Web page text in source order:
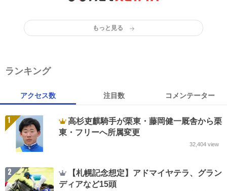
もっと見る
ランキング
アクセス数 注目数 コメンテーター
1
高杉吏麒騎手が栗東・藤岡健一厩舎から栗
東・フリーへ所属変更
32,404 view
2
【札幌記念想定】アドマイヤテラ、グラン
ディアなど15頭